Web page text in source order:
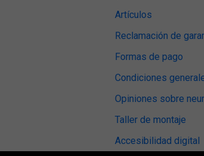
Artículos
Reclamación de
Formas de pago
Condiciones
Opiniones sobre
Taller de montaje
Accesibilidad digital